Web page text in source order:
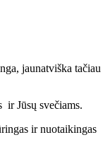
jaunatviška tačiau
ir Jūsų svečiams.
ir nuotaikingas